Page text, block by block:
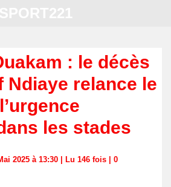
: le décès
Ndiaye relance le
les stades
2025 à 13:30 | Lu 146 fois | 0